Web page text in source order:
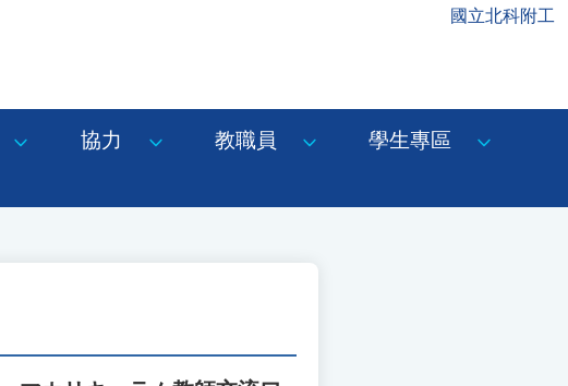
國立北科附工
協力 教職員
學生專區